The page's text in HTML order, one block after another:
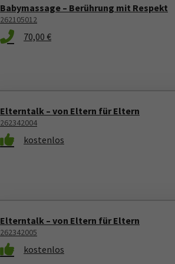
Babymassage – Berührung mit Respekt
262105012
70,00 €
Elterntalk – von Eltern für Eltern
262342004
kostenlos
Elterntalk – von Eltern für Eltern
262342005
kostenlos